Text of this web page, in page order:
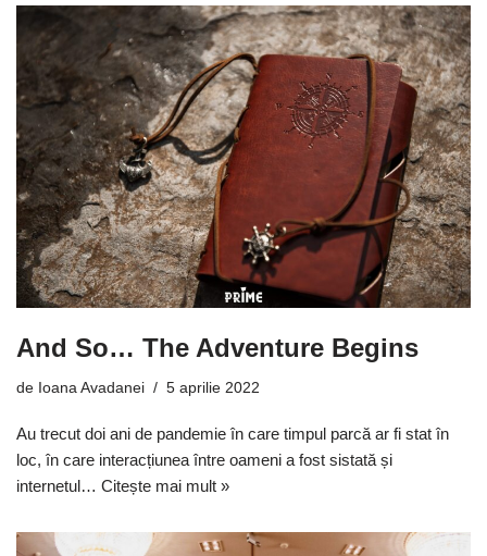
And So… The Adventure Begins
de Ioana Avadanei 5 aprilie 2022
Au trecut doi ani de pandemie în care timpul parcă ar fi stat în
loc, în care interacțiunea între oameni a fost sistată și
internetul… Citește mai mult »